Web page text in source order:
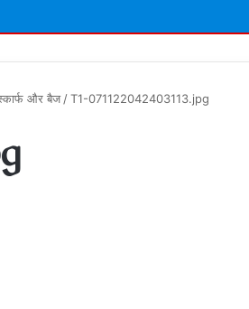
और बैज /T1-071122042403113.jpg